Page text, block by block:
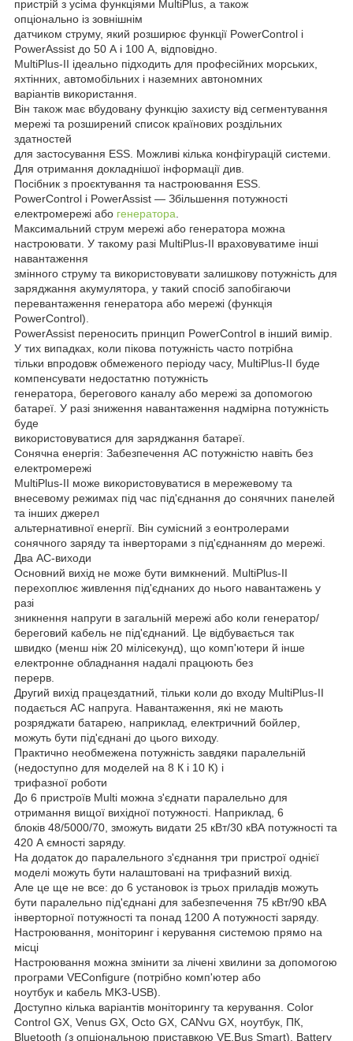
пристрій з усіма функціями MultiPlus, а також
опціонально із зовнішнім
датчиком струму, який розширює функції PowerControl і
PowerAssist до 50 А і 100 А, відповідно.
MultiPlus-II ідеально підходить для професійних морських,
яхтінних, автомобільних і наземних автономних
варіантів використання.
Він також має вбудовану функцію захисту від сегментування
мережі та розширений список країнових роздільних
здатностей
для застосування ESS. Можливі кілька конфігурацій системи.
Для отримання докладнішої інформації див.
Посібник з проєктування та настроювання ESS.
PowerControl і PowerAssist — Збільшення потужності
електромережі або генератора
Максимальний струм мережі або генератора можна
настроювати. У такому разі MultiPlus-II враховуватиме інші
навантаження
змінного струму та використовувати залишкову потужність для
заряджання акумулятора, у такий спосіб запобігаючи
перевантаження генератора або мережі (функція
PowerControl).
PowerAssist переносить принцип PowerControl в інший вимір.
У тих випадках, коли пікова потужність часто потрібна
тільки впродовж обмеженого періоду часу, MultiPlus-II буде
компенсувати недостатню потужність
генератора, берегового каналу або мережі за допомогою
батареї. У разі зниження навантаження надмірна потужність
буде
використовуватися для заряджання батареї.
Сонячна енергія: Забезпечення АС потужністю навіть без
електромережі
MultiPlus-II може використовуватися в мережевому та
внесевому режимах під час під'єднання до сонячних панелей
та інших джерел
альтернативної енергії. Він сумісний з еонтролерами
сонячного заряду та інверторами з під'єднанням до мережі.
Два АС-виходи
Основний вихід не може бути вимкнений. MultiPlus-II
перехоплює живлення під'єднаних до нього навантажень у
разі
зникнення напруги в загальній мережі або коли генератор/
береговий кабель не під'єднаний. Це відбувається так
швидко (менш ніж 20 мілісекунд), що комп'ютери й інше
електронне обладнання надалі працюють без
перерв.
Другий вихід працездатний, тільки коли до входу MultiPlus-II
подається АС напруга. Навантаження, які не мають
розряджати батарею, наприклад, електричний бойлер,
можуть бути під'єднані до цього виходу.
Практично необмежена потужність завдяки паралельній
(недоступно для моделей на 8 К і 10 К) і
трифазної роботи
До 6 пристроїв Multi можна з'єднати паралельно для
отримання вищої вихідної потужності. Наприклад, 6
блоків 48/5000/70, зможуть видати 25 кВт/30 кВА потужності та
420 А ємності заряду.
На додаток до паралельного з'єднання три пристрої однієї
моделі можуть бути налаштовані на трифазний вихід.
Але це ще не все: до 6 установок із трьох приладів можуть
бути паралельно під'єднані для забезпечення 75 кВт/90 кВА
інверторної потужності та понад 1200 А потужності заряду.
Настроювання, моніторинг і керування системою прямо на
місці
Настроювання можна змінити за лічені хвилини за допомогою
програми VEConfigure (потрібно комп'ютер або
ноутбук и кабель MK3-USB).
Доступно кілька варіантів моніторингу та керування. Color
Control GX, Venus GX, Octo GX, CANvu GX, ноутбук, ПК,
Bluetooth (з опціональною приставкою VE.Bus Smart), Battery